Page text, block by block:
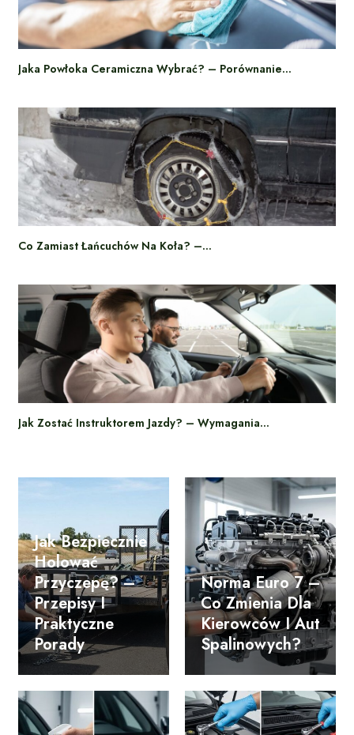
Jaka Powłoka Ceramiczna Wybrać? – Porównanie…
Co Zamiast Łańcuchów Na Koła? –…
Jak Zostać Instruktorem Jazdy? – Wymagania…
Jak Bezpiecznie
Holować
Przyczepę? –
Przepisy I
Praktyczne
Porady
Norma Euro 7 –
Co Zmienia Dla
Kierowców I Aut
Spalinowych?